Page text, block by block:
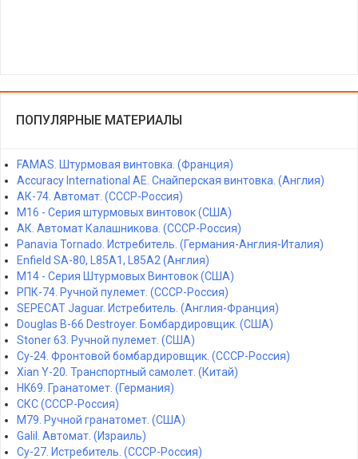
ПОПУЛЯРНЫЕ МАТЕРИАЛЫ
FAMAS. Штурмовая винтовка. (Франция)
Accuracy International AE. Снайперская винтовка. (Англия)
АК-74. Автомат. (СССР-Россия)
M16 - Серия штурмовых винтовок (США)
АК. Автомат Калашникова. (СССР-Россия)
Panavia Tornado. Истребитель. (Германия-Англия-Италия)
Enfield SA-80, L85A1, L85A2 (Англия)
M14 - Серия Штурмовых Винтовок (США)
РПК-74. Ручной пулемет. (СССР-Россия)
SEPECAT Jaguar. Истребитель. (Англия-Франция)
Douglas B-66 Destroyer. Бомбардировщик. (США)
Stoner 63. Ручной пулемет. (США)
Су-24. Фронтовой бомбардировщик. (СССР-Россия)
Xian Y-20. Транспортный самолет. (Китай)
HK69. Гранатомет. (Германия)
СКС (СССР-Россия)
M79. Ручной гранатомет. (США)
Galil. Автомат. (Израиль)
Су-27. Истребитель. (СССР-Россия)